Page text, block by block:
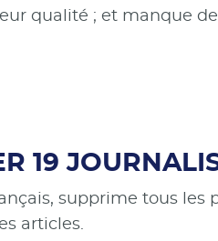
qualité ; et manque
19
supprime tous les
articles.